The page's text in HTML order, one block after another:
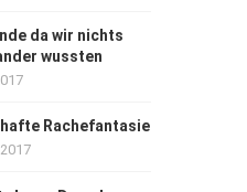
da wir nichts
wussten
Rachefantasie